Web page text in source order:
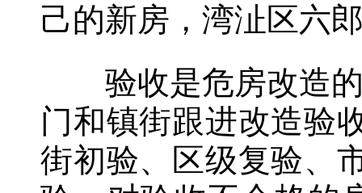
己的新房，湾沚区六
验收是危房改造的
门和镇街跟进改造验
街初验、区级复验、